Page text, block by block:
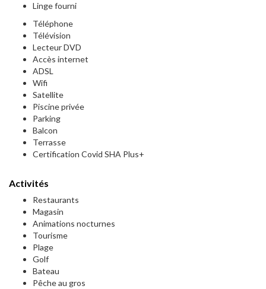
Linge fourni
Téléphone
Télévision
Lecteur DVD
Accès internet
ADSL
Wifi
Satellite
Piscine privée
Parking
Balcon
Terrasse
Certification Covid SHA Plus+
Activités
Restaurants
Magasin
Animations nocturnes
Tourisme
Plage
Golf
Bateau
Pêche au gros